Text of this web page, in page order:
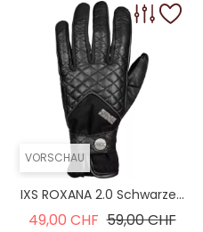
VORSCHAU
IXS ROXANA 2.0 Schwarze...
49,00 CHF Verkaufspreis
59,00 CHFPreis